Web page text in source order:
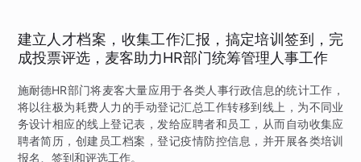
建立人才档案，收集工作汇报，搞定培训签到，完
成投票评选，麦客助力HR部门统筹管理人事工作
施耐德HR部门将麦客大量应用于各类人事行政信息的统计工作，
将以往极为耗费人力的手动登记汇总工作转移到线上，为不同业
务设计相应的线上登记表，发给应聘者和员工，从而自动收集应
聘者简历，创建员工档案，登记疫情防控信息，并开展各类培训
报名、签到和评选工作。